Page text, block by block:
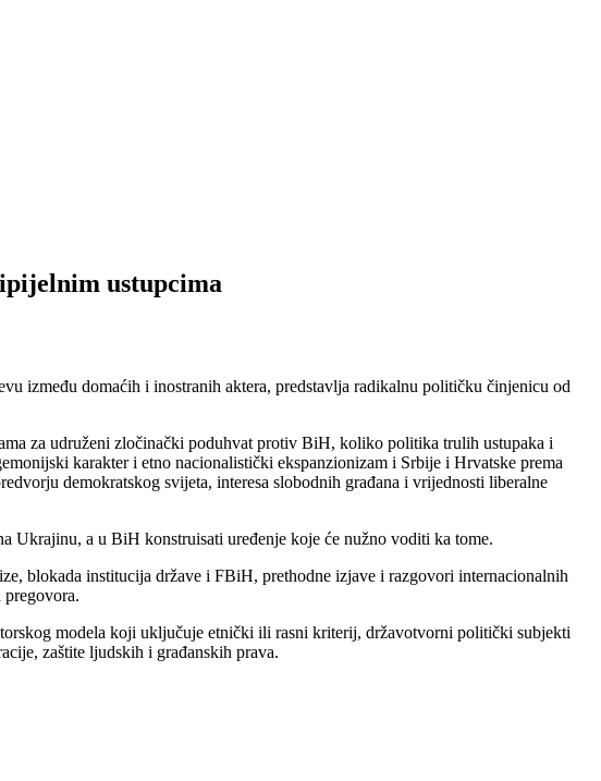
ustupcima
između domaćih i inostranih aktera, predstavlja radikalnu političku činjenicu od
za udruženi zločinački poduhvat protiv BiH, koliko politika trulih ustupaka i
karakter i etno nacionalistički ekspanzionizam i Srbije i Hrvatske prema
demokratskog svijeta, interesa slobodnih građana i vrijednosti liberalne
Ukrajinu, a u BiH konstruisati uređenje koje će nužno voditi ka tome.
blokada institucija države i FBiH, prethodne izjave i razgovori internacionalnih
modela koji uključuje etnički ili rasni kriterij, državotvorni politički subjekti
zaštite ljudskih i građanskih prava.